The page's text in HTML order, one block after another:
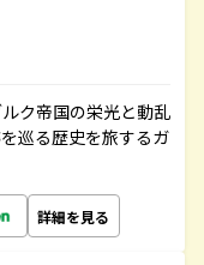
ク帝国の栄光と動乱
巡る歴史を旅するガ
詳細を見る